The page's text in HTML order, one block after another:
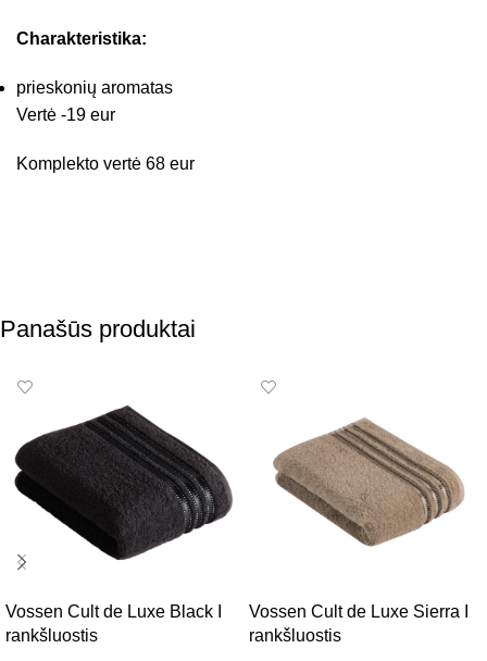
Charakteristika:
prieskonių aromatas
Vertė -19 eur
Komplekto vertė 68 eur
Panašūs produktai
Vossen Cult de Luxe Black I
rankšluostis
Vossen Cult de Luxe Sierra I
rankšluostis